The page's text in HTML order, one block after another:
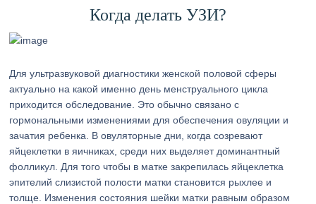
Когда делать УЗИ?
Для ультразвуковой диагностики женской половой сферы
актуально на какой именно день менструального цикла
приходится обследование. Это обычно связано с
гормональными изменениями для обеспечения овуляции и
зачатия ребенка. В овуляторные дни, когда созревают
яйцеклетки в яичниках, среди них выделяет доминантный
фолликул. Для того чтобы в матке закрепилась яйцеклетка
эпителий слизистой полости матки становится рыхлее и
толще. Изменения состояния шейки матки равным образом